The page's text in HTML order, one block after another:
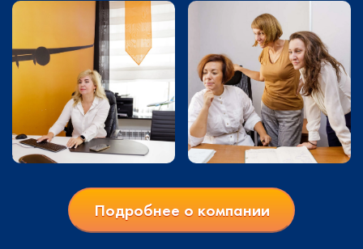
Подробнее о компании